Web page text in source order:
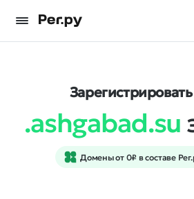
.ashgabad.su
Домены от 0₽ в составе